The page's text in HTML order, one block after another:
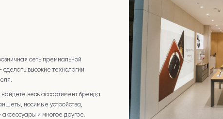
сеть премиальной
высокие технологии
весь ассортимент бренда
носимые устройства,
и многое другое.